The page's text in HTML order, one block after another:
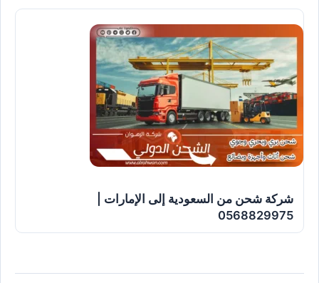
شركة شحن من السعودية إلى الإمارات |
0568829975